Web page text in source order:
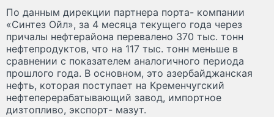
По данным дирекции партнера порта- компании
«Синтез Ойл», за 4 месяца текущего года через
причалы нефтерайона перевалено 370 тыс. тонн
нефтепродуктов, что на 117 тыс. тонн меньше в
сравнении с показателем аналогичного периода
прошлого года. В основном, это азербайджанская
нефть, которая поступает на Кременчугский
нефтеперерабатывающий завод, импортное
дизтопливо, экспорт- мазут.